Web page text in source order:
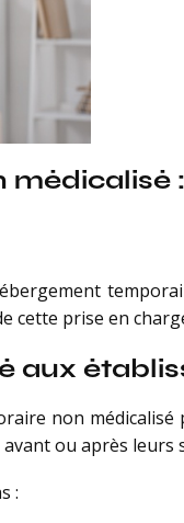
cette prise en
aux
non
ou après leurs
: